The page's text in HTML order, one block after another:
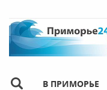
В ПРИМОРЬЕ